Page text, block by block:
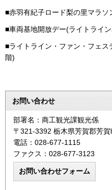
■赤羽有紀子ロード梨の里マラソ
■車両基地開放デー(ライトライ
■ライトライン・ファン・フェ
階)
お問い合わせ
部署名：商工観光課観光係
〒321-3392 栃木県芳賀郡芳
電話：028-677-1115
ファクス：028-677-3123